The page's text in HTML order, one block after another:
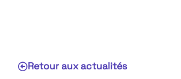
Retour aux actualités